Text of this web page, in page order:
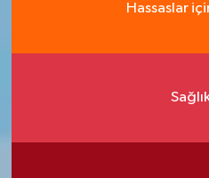
Hassaslar